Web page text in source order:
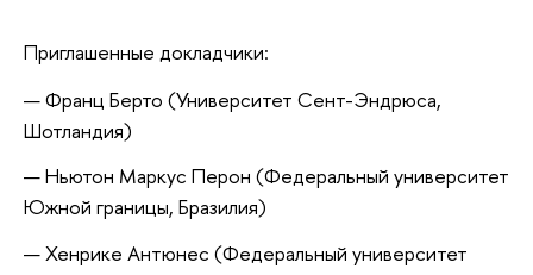
Приглашенные докладчики:
Франц Берто (Университет Сент-Эндрюса,
Шотландия)
Ньютон Маркус Перон (Федеральный университет
Южной границы, Бразилия)
Хенрике Антюнес (Федеральный университет